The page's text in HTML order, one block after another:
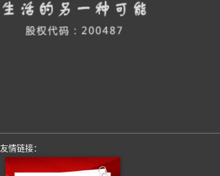
友情链接：